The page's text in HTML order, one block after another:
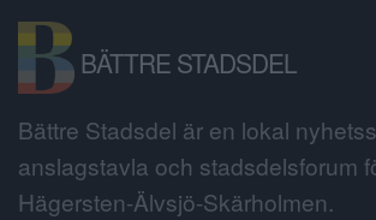
BÄTTRE STADSDEL
Bättre Stadsdel är en lokal
anslagstavla och stadsdelsforum
Hägersten-Älvsjö-Skärholmen.